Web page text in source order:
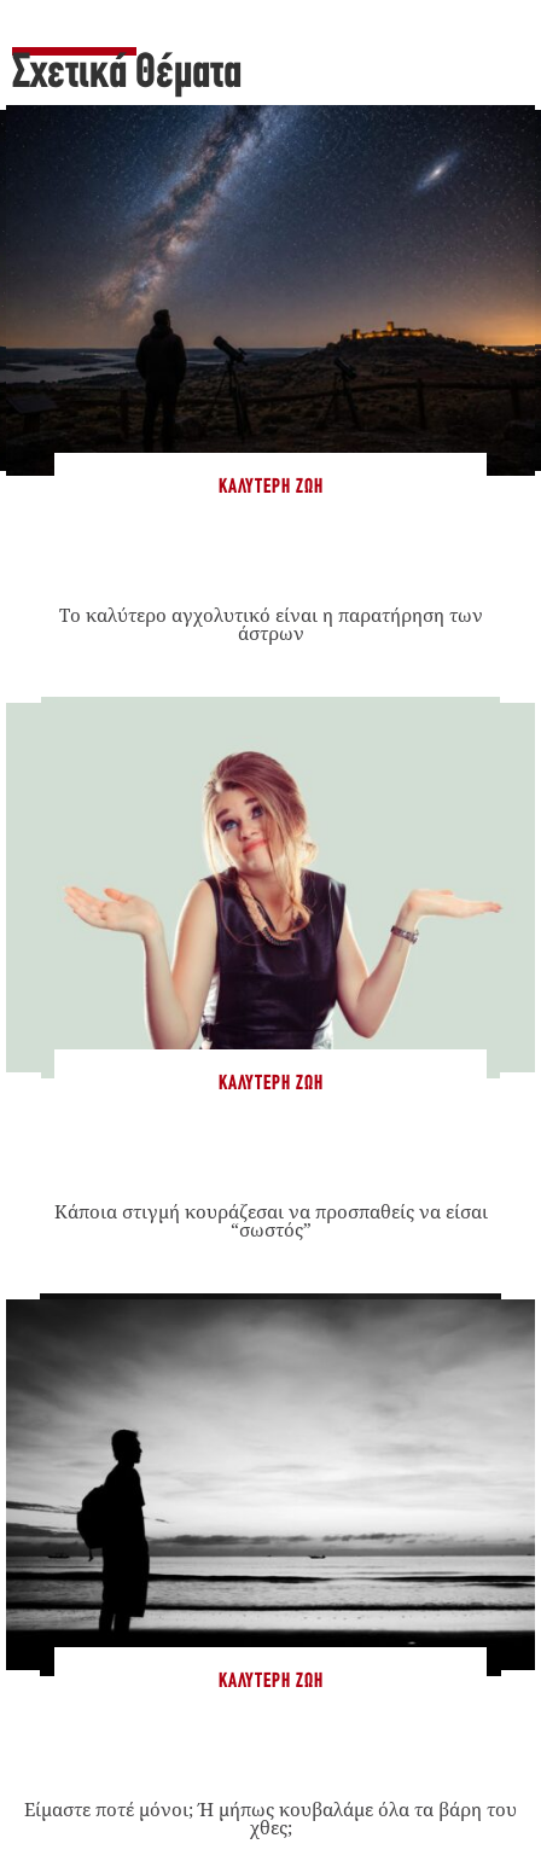
Σχετικά Θέματα
ΚΑΛΎΤΕΡΗ ΖΩΉ
Το καλύτερο αγχολυτικό είναι η παρατήρηση των
άστρων
ΚΑΛΎΤΕΡΗ ΖΩΉ
Κάποια στιγμή κουράζεσαι να προσπαθείς να είσαι
“σωστός”
ΚΑΛΎΤΕΡΗ ΖΩΉ
Είμαστε ποτέ μόνοι; Ή μήπως κουβαλάμε όλα τα βάρη του
χθες;